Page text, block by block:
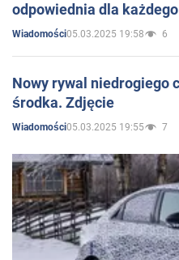
odpowiednia dla każdego
Wiadomości05.03.2025 19:58 6
Nowy rywal niedrogiego
środka. Zdjęcie
Wiadomości05.03.2025 19:55 7